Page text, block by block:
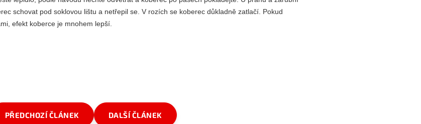
schovat pod soklovou lištu a netřepil se. V rozích se koberec důkladně zatlačí. Pokud
efekt koberce je mnohem lepší.
PŘEDCHOZÍ ČLÁNEK DALŠÍ ČLÁNEK